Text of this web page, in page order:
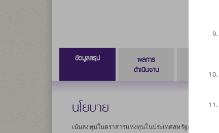
ข้อมูลสรุป
ผลการ
ดำเนินงาน
สั่งซื้อขาย
นโยบาย
เน้นลงทุนในตราสารแห่งทุนในประเทศสหรัฐอเมริกา/ห